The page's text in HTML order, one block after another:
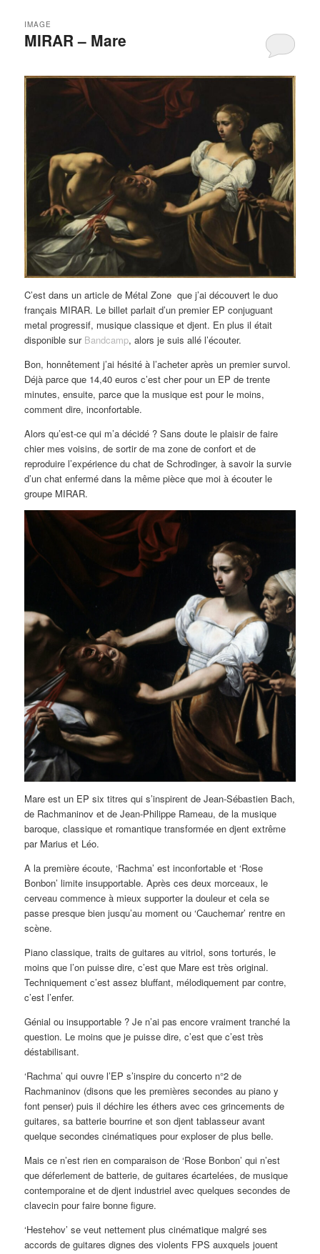
MIRAR – Mare
IMAGE
C’est dans un article de Métal Zone que j’ai découvert le duo
français MIRAR. Le billet parlait d’un premier EP conjuguant
metal progressif, musique classique et djent. En plus il était
disponible sur Bandcamp, alors je suis allé l’écouter.
Bon, honnêtement j’ai hésité à l’acheter après un premier survol.
Déjà parce que 14,40 euros c’est cher pour un EP de trente
minutes, ensuite, parce que la musique est pour le moins,
comment dire, inconfortable.
Alors qu’est-ce qui m’a décidé ? Sans doute le plaisir de faire
chier mes voisins, de sortir de ma zone de confort et de
reproduire l’expérience du chat de Schrodinger, à savoir la survie
d’un chat enfermé dans la même pièce que moi à écouter le
groupe MIRAR.
Mare est un EP six titres qui s’inspirent de Jean-Sébastien Bach,
de Rachmaninov et de Jean-Philippe Rameau, de la musique
baroque, classique et romantique transformée en djent extrême
par Marius et Léo.
A la première écoute, ‘Rachma’ est inconfortable et ‘Rose
Bonbon’ limite insupportable. Après ces deux morceaux, le
cerveau commence à mieux supporter la douleur et cela se
passe presque bien jusqu’au moment ou ‘Cauchemar’ rentre en
scène.
Piano classique, traits de guitares au vitriol, sons torturés, le
moins que l’on puisse dire, c’est que Mare est très original.
Techniquement c’est assez bluffant, mélodiquement par contre,
c’est l’enfer.
Génial ou insupportable ? Je n’ai pas encore vraiment tranché la
question. Le moins que je puisse dire, c’est que c’est très
déstabilisant.
‘Rachma’ qui ouvre l’EP s’inspire du concerto n°2 de
Rachmaninov (disons que les premières secondes au piano y
font penser) puis il déchire les éthers avec ces grincements de
guitares, sa batterie bourrine et son djent tablasseur avant
quelque secondes cinématiques pour exploser de plus belle.
Mais ce n’est rien en comparaison de ‘Rose Bonbon’ qui n’est
que déferlement de batterie, de guitares écartelées, de musique
contemporaine et de djent industriel avec quelques secondes de
clavecin pour faire bonne figure.
‘Hestehov’ se veut nettement plus cinématique malgré ses
accords de guitares dignes des violents FPS auxquels jouent